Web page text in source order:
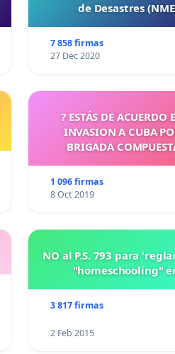
de Desastres
7 858 firmas
27 Dec 2020
? ESTÁS DE ACUERDO
INVASION A CUBA
BRIGADA
1 096 firmas
8 Oct 2019
NO al P.S. 793 para
"homeschooling"
3 817 firmas
2 Feb 2015